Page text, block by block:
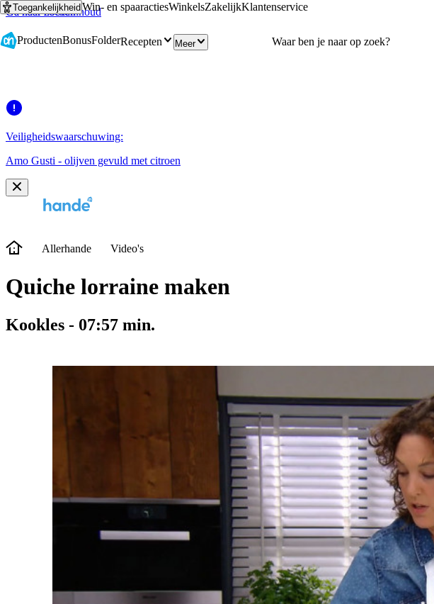
Ga naar hoofdinhoud
Ga naar zoeken
ToegankelijkheidWin- en spaaractiesWinkelsZakelijkKlantenservice
ProductenBonusFolderRecepten Meer
Veiligheidswaarschuwing:
Amo Gusti - olijven gevuld met citroen
Allerhande Video's
Quiche lorraine maken
Kookles - 07:57 min.